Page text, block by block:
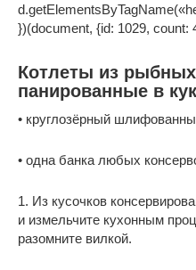
})(document, {id: 1029, count:
Котлеты из
панированные в
• круглозёрный
• одна банка любых
1. Из кусочков
и измельчите кухонным
разомните вилкой.